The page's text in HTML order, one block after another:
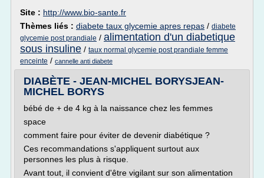
Site : http://www.bio-sante.fr
Thèmes liés : diabete taux glycemie apres repas / diabete
glycemie post prandiale / alimentation d'un diabetique
sous insuline / taux normal glycemie post prandiale femme
enceinte / cannelle anti diabete
DIABÈTE - JEAN-MICHEL BORYSJEAN-
MICHEL BORYS
bébé de + de 4 kg à la naissance chez les femmes
space
comment faire pour éviter de devenir diabétique ?
Ces recommandations s'appliquent surtout aux
personnes les plus à risque.
Avant tout, il convient d'être vigilant sur son alimentation